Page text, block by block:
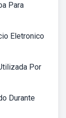
Para
Eletronico
Por
Durante